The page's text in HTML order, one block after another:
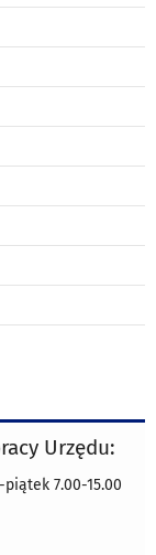
Urzędu:
7.00-15.00